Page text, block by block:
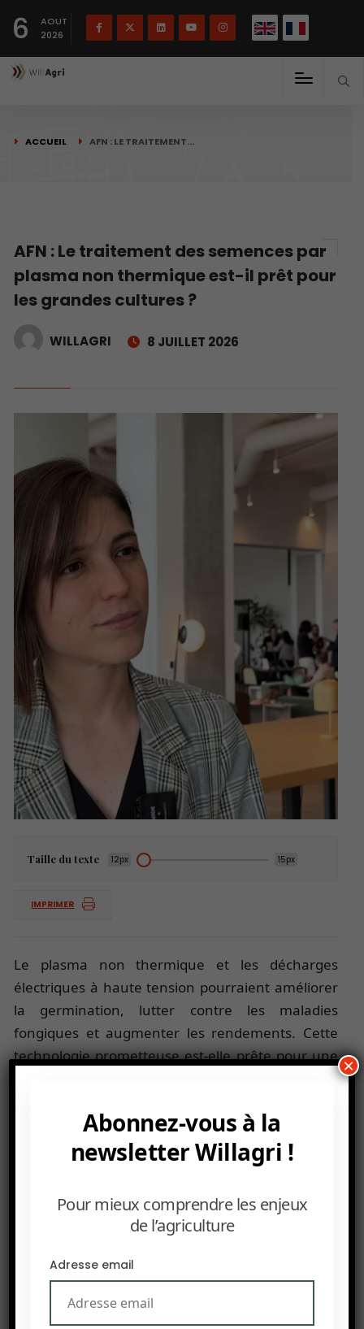
6
AOUT
2026
ACCUEIL AFN : LE TRAITEMENT…
AFN : Le traitement des semences par
plasma non thermique est-il prêt pour
les grandes cultures ?
WILLAGRI 8 JUILLET 2026
Taille du texte 12px 15px
IMPRIMER
Le plasma non thermique et les décharges
électriques à haute tension pourraient améliorer
la germination, lutter contre les maladies
fongiques et augmenter les rendements. Cette
technologie prometteuse est-elle prête pour une
Abonnez-vous à la
newsletter Willagri !
Pour mieux comprendre les enjeux
de l’agriculture
Adresse email
×
Français English(English)